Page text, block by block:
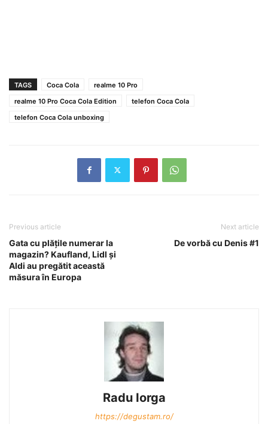
TAGS Coca Cola
realme 10 Pro
realme 10 Pro Coca Cola Edition
telefon Coca Cola
telefon Coca Cola unboxing
Previous article
Gata cu plăţile numerar la
magazin? Kaufland, Lidl şi
Aldi au pregătit această
măsura în Europa
Next article
De vorbă cu Denis #1
Radu Iorga
https://degustam.ro/